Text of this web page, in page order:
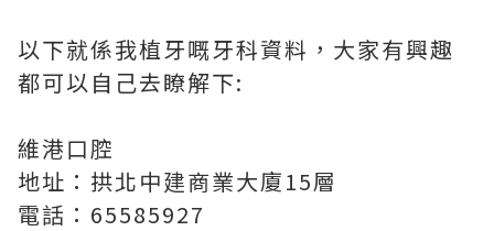
以下就係我植牙嘅牙科資料，大家有興趣
都可以自己去瞭解下:
維港口腔
地址：拱北中建商業大廈15層
電話：65585927